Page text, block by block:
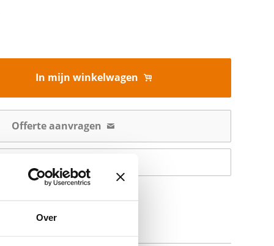
Over
In mijn winkelwagen
Offerte aanvragen